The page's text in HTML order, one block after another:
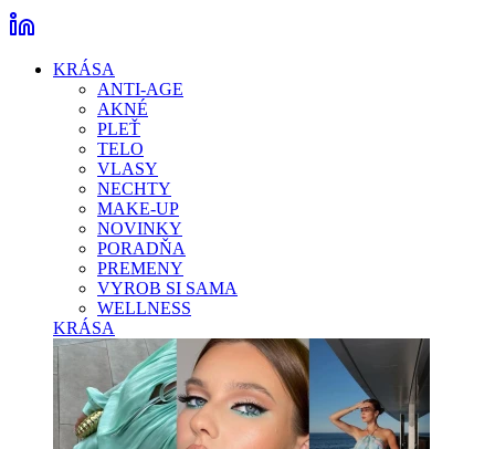
KRÁSA
ANTI-AGE
AKNÉ
PLEŤ
TELO
VLASY
NECHTY
MAKE-UP
NOVINKY
PORADŇA
PREMENY
VYROB SI SAMA
WELLNESS
KRÁSA